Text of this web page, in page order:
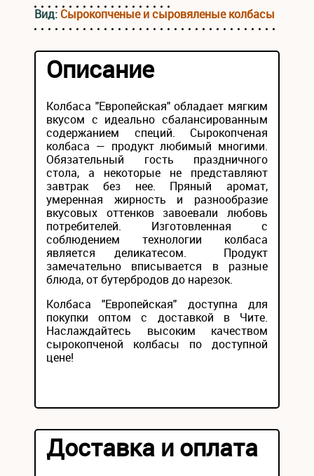
Вид: Сырокопченые и сыровяленые колбасы
Описание
Колбаса "Европейская" обладает мягким
вкусом с идеально сбалансированным
содержанием специй. Сырокопченая
колбаса — продукт любимый многими.
Обязательный гость праздничного
стола, а некоторые не представляют
завтрак без нее. Пряный аромат,
умеренная жирность и разнообразие
вкусовых оттенков завоевали любовь
потребителей. Изготовленная с
соблюдением технологии колбаса
является деликатесом. Продукт
замечательно вписывается в разные
блюда, от бутербродов до нарезок.
Колбаса "Европейская" доступна для
покупки оптом с доставкой в Чите.
Наслаждайтесь высоким качеством
сырокопченой колбасы по доступной
цене!
Доставка и оплата